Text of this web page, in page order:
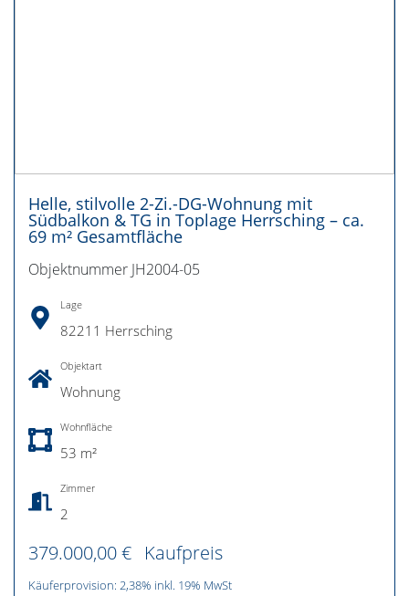
Helle, stilvolle 2-Zi.-DG-Wohnung mit
Südbalkon & TG in Toplage Herrsching – ca.
69 m² Gesamtfläche
Objektnummer JH2004-05
Lage
82211 Herrsching
Objektart
Wohnung
Wohnfläche
53 m²
Zimmer
2
379.000,00 € Kaufpreis
Käuferprovision: 2,38% inkl. 19% MwSt